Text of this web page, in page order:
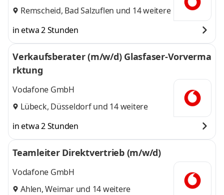
Remscheid, Bad Salzuflen und 14 weitere
in etwa 2 Stunden
Verkaufsberater (m/w/d) Glasfaser-Vorverma
rktung
Vodafone GmbH
Lübeck, Düsseldorfund 14 weitere
in etwa 2 Stunden
Teamleiter Direktvertrieb (m/w/d)
Vodafone GmbH
Ahlen,Weimarund 14 weitere